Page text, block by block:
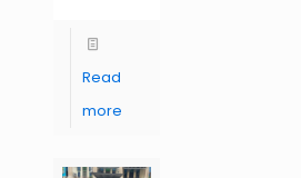
Read
more